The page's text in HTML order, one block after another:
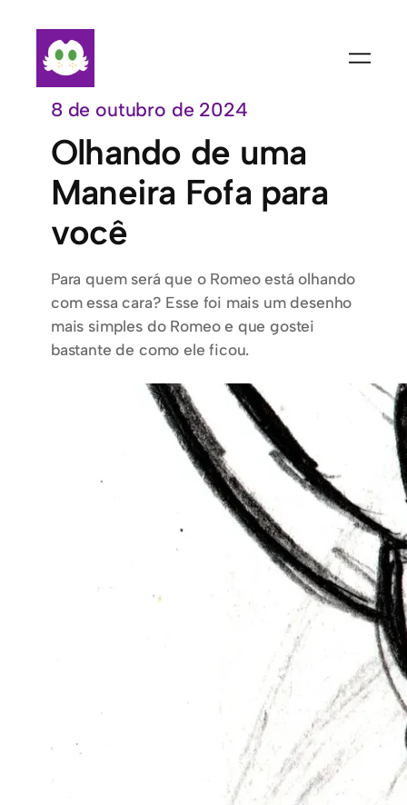
conteúdo
8 de outubro de 2024
Olhando de uma
Maneira Fofa para
você
Para quem será que o Romeo está olhando
com essa cara? Esse foi mais um desenho
mais simples do Romeo e que gostei
bastante de como ele ficou.